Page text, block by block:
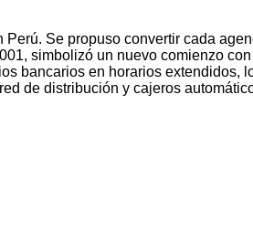
Se propuso convertir cada
simbolizó un nuevo comienzo
bancarios en horarios extendidos,
de distribución y cajeros